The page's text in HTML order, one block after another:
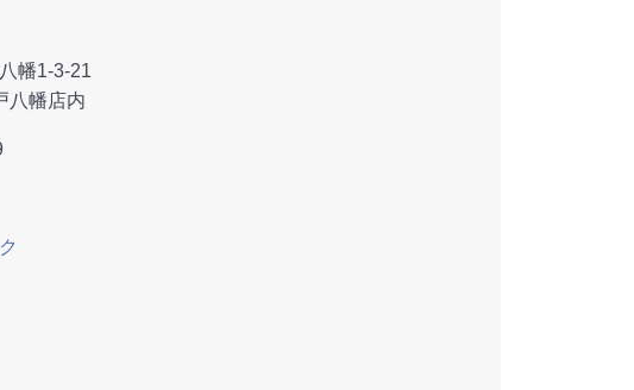
幡1-3-21
八幡店内